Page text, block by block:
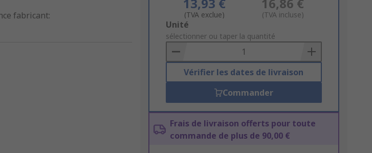
fabricant:
(TVA exclue) (TVA incluse)
Add
to
Basket
Unité
sélectionner ou taper la quantité
Vérifier les dates de livraison
Commander
Frais de livraison offerts pour toute
commande de plus de 90,00 €